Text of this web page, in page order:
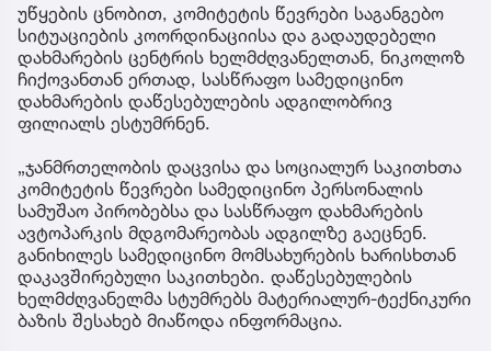
უწყების ცნობით, კომიტეტის წევრები საგანგებო
სიტუაციების კოორდინაციისა და გადაუდებელი
დახმარების ცენტრის ხელმძღვანელთან, ნიკოლოზ
ჩიქოვანთან ერთად, სასწრაფო სამედიცინო
დახმარების დაწესებულების ადგილობრივ
ფილიალს ესტუმრნენ.
„ჯანმრთელობის დაცვისა და სოციალურ საკითხთა
კომიტეტის წევრები სამედიცინო პერსონალის
სამუშაო პირობებსა და სასწრაფო დახმარების
ავტოპარკის მდგომარეობას ადგილზე გაეცნენ.
განიხილეს სამედიცინო მომსახურების ხარისხთან
დაკავშირებული საკითხები. დაწესებულების
ხელმძღვანელმა სტუმრებს მატერიალურ-ტექნიკური
ბაზის შესახებ მიაწოდა ინფორმაცია.